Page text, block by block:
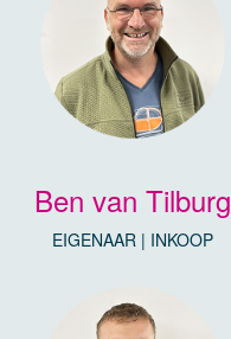
Ben van Tilburg
EIGENAAR | INKOOP